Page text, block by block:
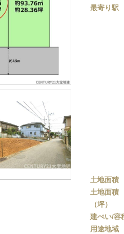
最寄り駅
土地面積
土地面積
（坪）
建ぺい/容
用途地域